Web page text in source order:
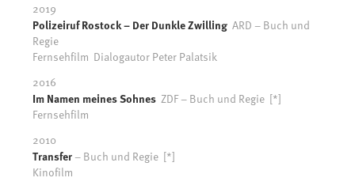
2019
Polizeiruf Rostock – Der Dunkle ZwillingARD – Buch und
Regie
Fernsehfilm Dialogautor Peter Palatsik
2016
Im Namen meines SohnesZDF – Buch und Regie [*]
Fernsehfilm
2010
Transfer– Buch und Regie [*]
Kinofilm